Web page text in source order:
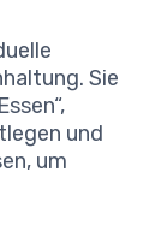
Sie
und
um